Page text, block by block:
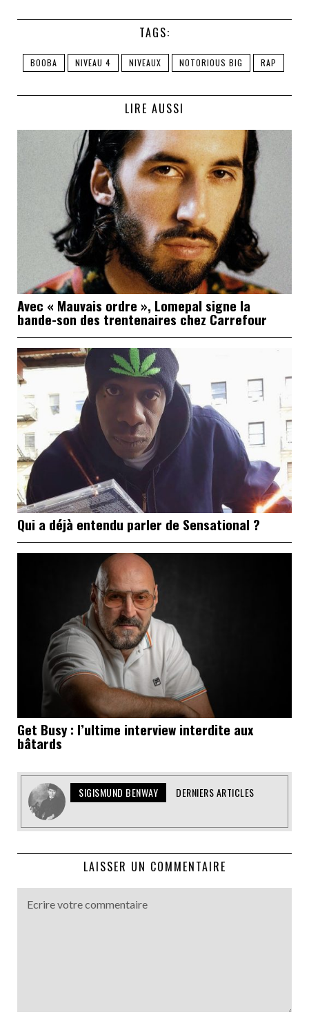
TAGS:
BOOBA NIVEAU 4 NIVEAUX NOTORIOUS BIG RAP
LIRE AUSSI
Avec « Mauvais ordre », Lomepal signe la
bande-son des trentenaires chez Carrefour
Qui a déjà entendu parler de Sensational ?
Get Busy : l’ultime interview interdite aux
bâtards
SIGISMUND BENWAY DERNIERS ARTICLES
LAISSER UN COMMENTAIRE